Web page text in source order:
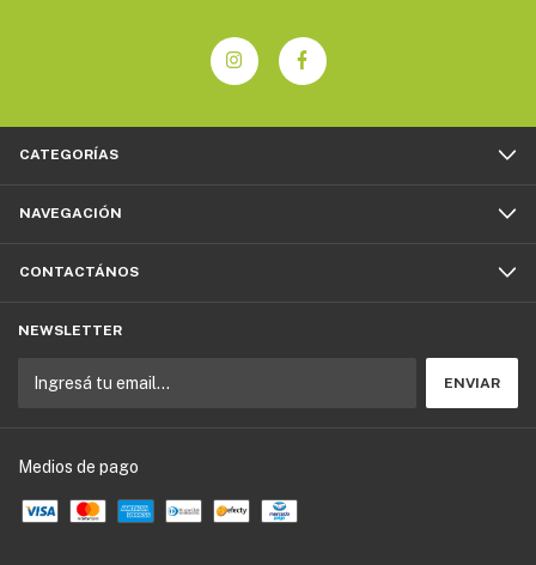
CATEGORÍAS
NAVEGACIÓN
CONTACTÁNOS
NEWSLETTER
Medios de pago